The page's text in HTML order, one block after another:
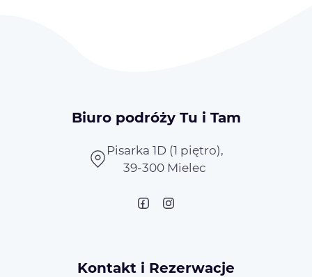
Biuro podróży Tu i Tam
Pisarka 1D (1 piętro),
39-300 Mielec
Kontakt i Rezerwacje